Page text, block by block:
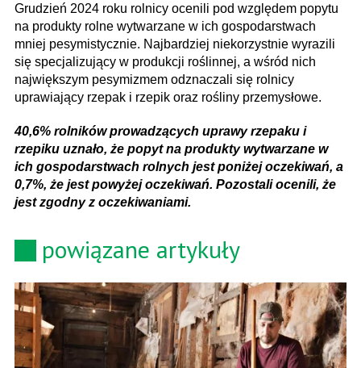
Grudzień 2024 roku rolnicy ocenili pod względem popytu
na produkty rolne wytwarzane w ich gospodarstwach
mniej pesymistycznie. Najbardziej niekorzystnie wyrazili
się specjalizujący w produkcji roślinnej, a wśród nich
największym pesymizmem odznaczali się rolnicy
uprawiający rzepak i rzepik oraz rośliny przemysłowe.
40,6% rolników prowadzących uprawy rzepaku i
rzepiku uznało, że popyt na produkty wytwarzane w
ich gospodarstwach rolnych jest poniżej oczekiwań, a
0,7%, że jest powyżej oczekiwań. Pozostali ocenili, że
jest zgodny z oczekiwaniami.
powiązane artykuły